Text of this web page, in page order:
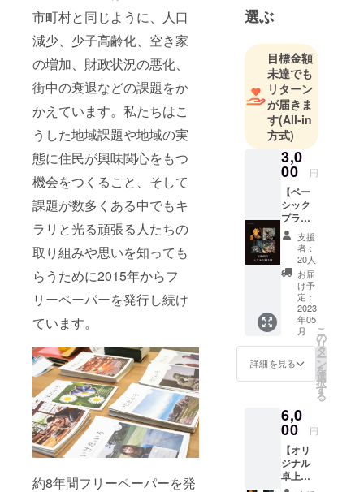
市町村と同じように、人口
減少、少子高齢化、空き家
の増加、財政状況の悪化、
街中の衰退などの課題をか
かえています。私たちはこ
うした地域課題や地域の実
態に住民が興味関心をもつ
機会をつくること、そして
課題が数多くある中でもキ
ラリと光る頑張る人たちの
取り組みや思いを知っても
らうために2015年からフ
リーペーパーを発行し続け
ています。
約8年間フリーペーパーを発
七色大カエ
ます。「七
色大カエデ
のように、
色とりどり
に染まる池
田町の色を
発信した
い」想いが
そこには込
められてい
ます。
メンバーは
地元の高瀬
中学校出身
の5人で構成
り、企画・
執筆・デザ
イン・印
刷・設置・
郵送など、
それぞれ本
選ぶ
目標金額
未達でも
リターン
が届きま
す(All-in
方式)
3,0
00 円
【ベー
シック
プラ
ン】
『長野
県のス
テキな
蛾100』
を1冊を
郵送さ
せてい
ただき
ます。
発行す
る本の
みが欲
にはこ
ちらの
プラン
がおす
すめで
す。 ・
支援
者：
20人
お届
け予
定：
2023
年05
月
詳細を見る
こ
の
リ
タ
ー
ン
を
選
択
す
る
6,0
00 円
【オリ
ジナル
卓上カ
レン